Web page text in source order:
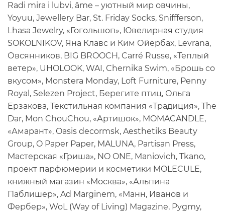
Radi mira i lubvi, âme – уютный мир овчины,
Yoyuu, Jewellery Bar, St. Friday Socks, Sniffferson,
Lhasa Jewelry, «Гогольшоп», Ювелирная студия
SOKOLNIKOV, Яна Клавс и Ким Ойербах, Levrana,
Овсянников, BIG BROOCH, Carré Russe, «Теплый
ветер», UHOLOOK, WAI, Chernika Swim, «Брошь со
вкусом», Monstera Monday, Loft Furniture, Penny
Royal, Selezen Project, Берегите птиц, Ольга
Ерзакова, Текстильная компания «Традиция», The
Dar, Mon ChouChou, «Артишок», MOMACANDLE,
«Амарант», Oasis decormsk, Aesthetiks Beauty
Group, O Paper Paper, MALUNA, Partisan Press,
Мастерская «Гриша», NO ONE, Maniovich, Tkano,
проект парфюмерии и косметики MOLECULE,
книжный магазин «Москва», «Альпина
Паблишер», Ad Marginem, «Манн, Иванов и
Фербер», WoL (Way of Living) Magazine, Pygmy,